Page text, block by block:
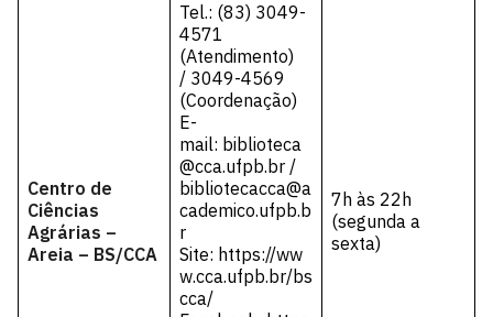
Centro de
Ciências
Agrárias –
Areia – BS/CCA
Tel.: (83) 3049-
4571
(Atendimento)
/ 3049-4569
(Coordenação)
E-
mail: biblioteca
@cca.ufpb.br /
bibliotecacca@a
cademico.ufpb.b
r
Site: https://ww
w.cca.ufpb.br/bs
cca/
7h às 22h
(segunda a
sexta)